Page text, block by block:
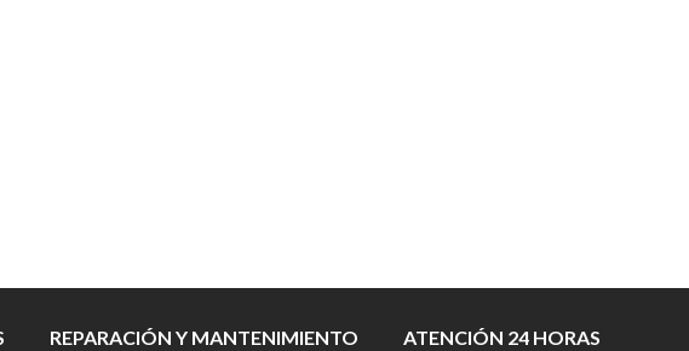
REPARACIÓN Y MANTENIMIENTO
ATENCIÓN 24 HORAS